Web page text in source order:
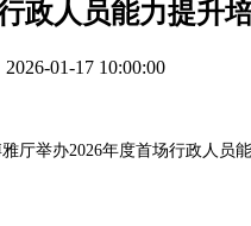
政人员能力提升
01-17 10:00:00
厅举办2026年度首场行政人